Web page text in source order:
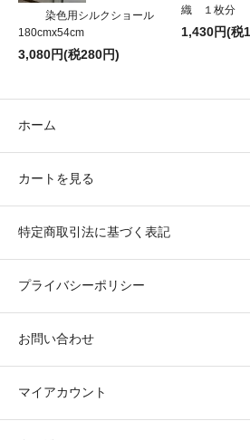
染色用シルクショール
180cmx54cm
3,080円(税280円)
織 １枚分
1,430円(税
ホーム
カートを見る
特定商取引法に基づく表記
プライバシーポリシー
お問い合わせ
マイアカウント